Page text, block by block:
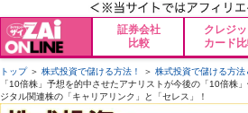
証券会社
比較
クレジッ
カード
トップ＞ 株式投資で儲ける方法！ ＞ 株式投資で儲ける方法
「10倍株」予想を的中させたアナリストが今後の「10倍株
ジタル関連株の「キャリアリンク」と「セレス」！